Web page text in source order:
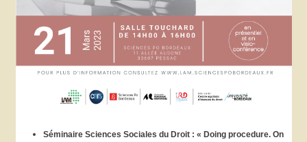
Séminaire Sciences Sociales du Droit : « Doing procedure. On